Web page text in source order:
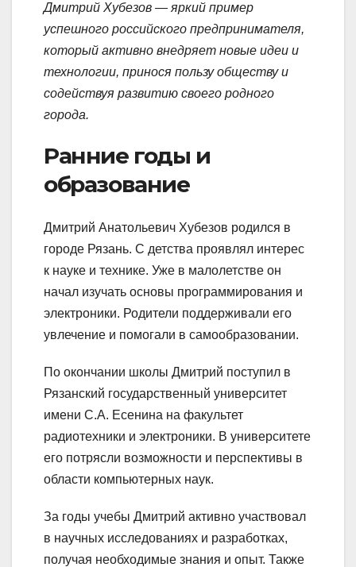
Дмитрий Хубезов — яркий пример
успешного российского предпринимателя,
который активно внедряет новые идеи и
технологии, принося пользу обществу и
содействуя развитию своего родного
города.
Ранние годы и
образование
Дмитрий Анатольевич Хубезов родился в
городе Рязань. С детства проявлял интерес
к науке и технике. Уже в малолетстве он
начал изучать основы программирования и
электроники. Родители поддерживали его
увлечение и помогали в самообразовании.
По окончании школы Дмитрий поступил в
Рязанский государственный университет
имени С.А. Есенина на факультет
радиотехники и электроники. В университете
его потрясли возможности и перспективы в
области компьютерных наук.
За годы учебы Дмитрий активно участвовал
в научных исследованиях и разработках,
получая необходимые знания и опыт. Также